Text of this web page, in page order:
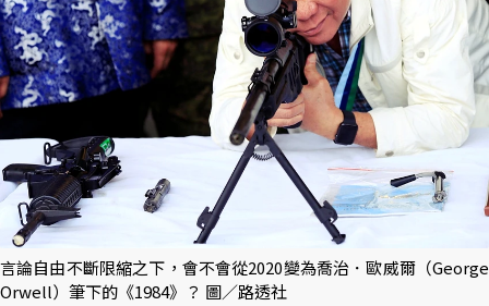
言論自由不斷限縮之下，會不會從2020變為喬治．歐威爾（George
Orwell）筆下的《1984》？ 圖／路透社